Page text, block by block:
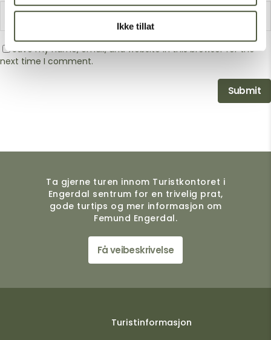
Ikke tillat
Save my name, email, and website in this browser for the
next time I comment.
Ta gjerne turen innom Turistkontoret i
Engerdal sentrum for en trivelig prat,
gode turtips og mer informasjon om
Femund Engerdal.
Få veibeskrivelse
Turistinformasjon